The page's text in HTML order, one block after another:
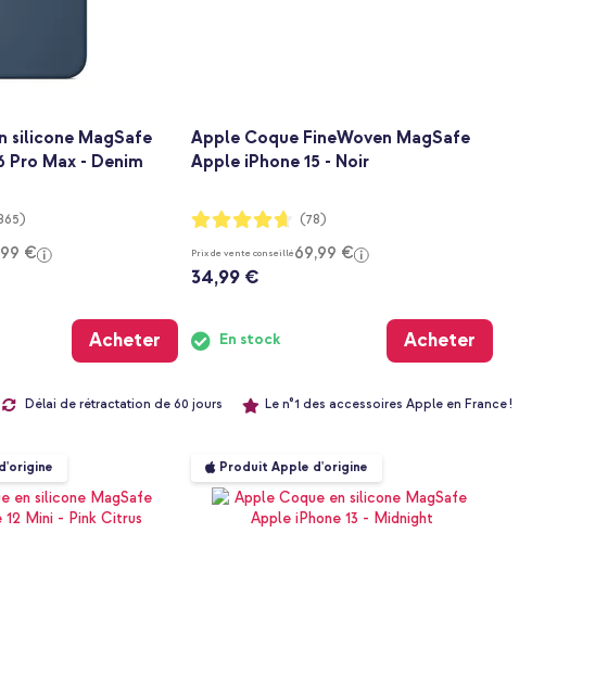
silicone MagSafe
Pro Max - Denim
€
Acheter
Apple Coque FineWoven MagSafe
Apple iPhone 15 - Noir
Notation:
93%
(78)
Prix de vente conseillé69,99 €
34,99 €
En stock Acheter
Délai de rétractation de 60 jours Le n°1 des accessoires Apple en France !
Produit Apple d'origine